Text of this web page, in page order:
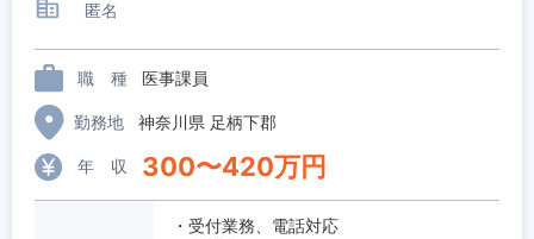
匿名
職 種 医事課員
勤務地 神奈川県 足柄下郡
年 収 300〜420万円
・受付業務、電話対応